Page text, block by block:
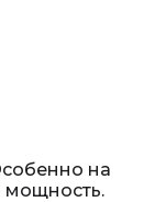
на
мощность.